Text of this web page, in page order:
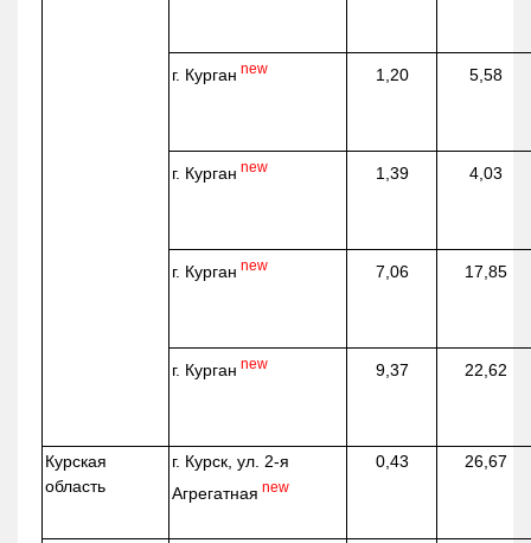
г. Курган new 1,20 5,58
г. Курган new 1,39 4,03
г. Курган new 7,06 17,85
г. Курган new 9,37 22,62
Курская
область
г. Курск, ул. 2-я
Агрегатная new
0,43 26,67